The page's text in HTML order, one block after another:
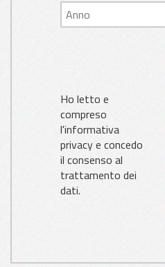
Ho letto e
compreso
l'informativa
privacy e concedo
il consenso al
trattamento dei
dati.